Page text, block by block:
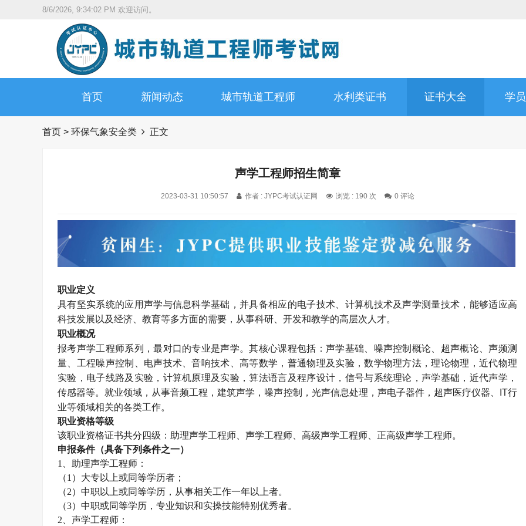
8/6/2026, 9:34:03 PM 欢迎访问。
首页 新闻动态 城市轨道工程师 水利类证书 证书大全 学
首页 > 环保气象安全类 正文
声学工程师招生简章
2023-03-31 10:50:57 作者 : JYPC考试认证网 浏览 : 190 次 0 评论
职业定义
具有坚实系统的应用声学与信息科学基础，并具备相应的电子技术、计算机技术及声学测量技术，能够适应高
科技发展以及经济、教育等多方面的需要，从事科研、开发和教学的高层次人才。
职业概况
报考声学工程师系列，最对口的专业是声学。其核心课程包括：声学基础、噪声控制概论、超声概论、声频测
量、工程噪声控制、电声技术、音响技术、高等数学，普通物理及实验，数学物理方法，理论物理，近代物理
实验，电子线路及实验，计算机原理及实验，算法语言及程序设计，信号与系统理论，声学基础，近代声学，
传感器等。就业领域，从事音频工程，建筑声学，噪声控制，光声信息处理，声电子器件，超声医疗仪器、IT行
业等领域相关的各类工作。
职业资格等级
该职业资格证书共分四级：助理声学工程师 声学工程师 、高级声学工程师 、正高级声学工程师。
申报条件（具备下列条件之一）
1、助理声学工程师 ：
（1）大专以上或同等学历者；
（2）中职以上或同等学历，从事相关工作一年以上者。
（3）中职或同等学历，专业知识和实操技能特别优秀者。
2、 声学工程师 ：